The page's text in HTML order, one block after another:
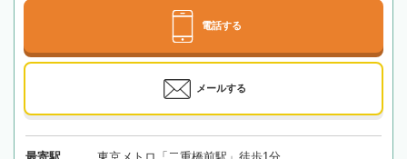
電話する
メールする